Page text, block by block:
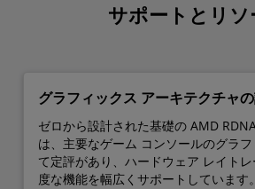
サポートとリソ
グラフィックス アーキテクチャ
ゼロから設計された基礎の AMD
は、主要なゲーム コンソールのグラ
て定評があり、ハードウェア レイト
度な機能を幅広くサポートしています